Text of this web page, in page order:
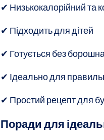
✔ Низькокалорійний та
✔ Підходить для дітей
✔ Готується без
✔ Ідеально для
✔ Простий рецепт для
Поради для